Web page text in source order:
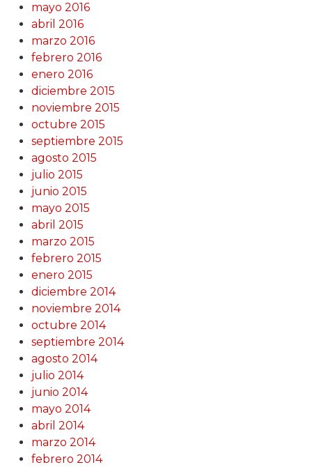
mayo 2016
abril 2016
marzo 2016
febrero 2016
enero 2016
diciembre 2015
noviembre 2015
octubre 2015
septiembre 2015
agosto 2015
julio 2015
junio 2015
mayo 2015
abril 2015
marzo 2015
febrero 2015
enero 2015
diciembre 2014
noviembre 2014
octubre 2014
septiembre 2014
agosto 2014
julio 2014
junio 2014
mayo 2014
abril 2014
marzo 2014
febrero 2014